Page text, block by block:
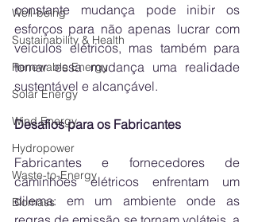
Well-being
Sustainability & Health
Renewable Energy
Solar Energy
Wind Energy
Hydropower
Waste-to-Energy
Biomass
constante mudança pode inibir os
esforços para não apenas lucrar com
veículos elétricos, mas também para
tornar essa mudança uma realidade
sustentável e alcançável.
Desafios para os Fabricantes
Fabricantes e fornecedores de
caminhões elétricos enfrentam um
dilema: em um ambiente onde as